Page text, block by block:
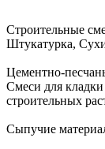
Строительные
Штукатурка,
Цементно-
Смеси для
строительных
Сыпучие